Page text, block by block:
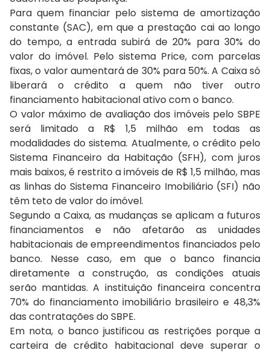
Para quem financiar pelo sistema de amortização
constante (SAC), em que a prestação cai ao longo
do tempo, a entrada subirá de 20% para 30% do
valor do imóvel. Pelo sistema Price, com parcelas
fixas, o valor aumentará de 30% para 50%. A Caixa só
liberará o crédito a quem não tiver outro
financiamento habitacional ativo com o banco.
O valor máximo de avaliação dos imóveis pelo SBPE
será limitado a R$ 1,5 milhão em todas as
modalidades do sistema. Atualmente, o crédito pelo
Sistema Financeiro da Habitação (SFH), com juros
mais baixos, é restrito a imóveis de R$ 1,5 milhão, mas
as linhas do Sistema Financeiro Imobiliário (SFI) não
têm teto de valor do imóvel.
Segundo a Caixa, as mudanças se aplicam a futuros
financiamentos e não afetarão as unidades
habitacionais de empreendimentos financiados pelo
banco. Nesse caso, em que o banco financia
diretamente a construção, as condições atuais
serão mantidas. A instituição financeira concentra
70% do financiamento imobiliário brasileiro e 48,3%
das contratações do SBPE.
Em nota, o banco justificou as restrições porque a
carteira de crédito habitacional deve superar o